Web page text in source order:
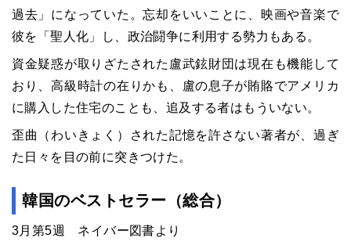
過去」になっていた。忘却をいいことに、映画や音楽で
彼を「聖人化」し、政治闘争に利用する勢力もある。
資金疑惑が取りざたされた盧武鉉財団は現在も機能して
おり、高級時計の在りかも、盧の息子が賄賂でアメリカ
に購入した住宅のことも、追及する者はもういない。
歪曲（わいきょく）された記憶を許さない著者が、過ぎ
た日々を目の前に突きつけた。
韓国のベストセラー（総合）
3月第5週 ネイバー図書より